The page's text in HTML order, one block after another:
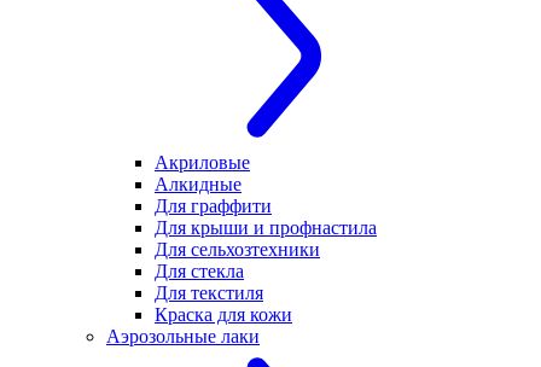
Акриловые
Алкидные
Для граффити
Для крыши и профнастила
Для сельхозтехники
Для стекла
Для текстиля
Краска для кожи
Аэрозольные лаки